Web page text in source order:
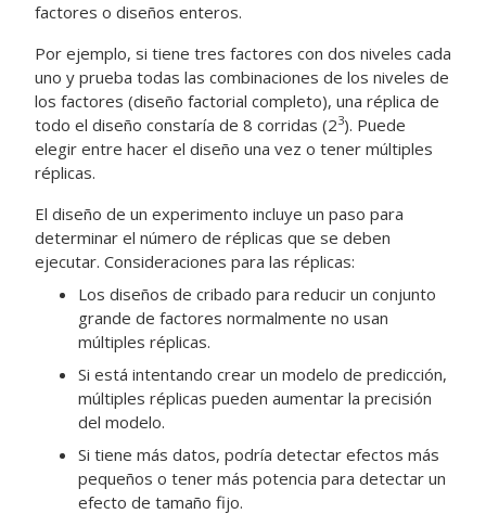
factores o diseños enteros.
Por ejemplo, si tiene tres factores con dos niveles cada
uno y prueba todas las combinaciones de los niveles de
los factores (diseño factorial completo), una réplica de
todo el diseño constaría de 8 corridas (23). Puede
elegir entre hacer el diseño una vez o tener múltiples
réplicas.
El diseño de un experimento incluye un paso para
determinar el número de réplicas que se deben
ejecutar. Consideraciones para las réplicas:
Los diseños de cribado para reducir un conjunto
grande de factores normalmente no usan
múltiples réplicas.
Si está intentando crear un modelo de predicción,
múltiples réplicas pueden aumentar la precisión
del modelo.
Si tiene más datos, podría detectar efectos más
pequeños o tener más potencia para detectar un
efecto de tamaño fijo.